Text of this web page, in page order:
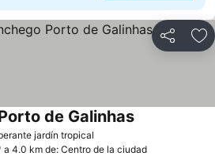
Compartir
jardín tropical
de GalinhasVer precios
a 4.0 km de: Centro de la ciudad